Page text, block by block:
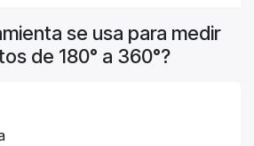
se usa para medir
de 180° a 360°?